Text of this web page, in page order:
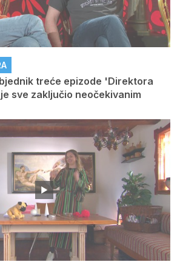
treće epizode 'Direktora
sve zaključio neočekivanim